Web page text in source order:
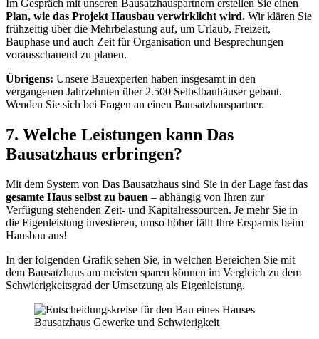
Im Gespräch mit unseren Bausatzhauspartnern erstellen Sie einen
Plan, wie das Projekt Hausbau verwirklicht wird. Wir klären Sie
frühzeitig über die Mehrbelastung auf, um Urlaub, Freizeit,
Bauphase und auch Zeit für Organisation und Besprechungen
vorausschauend zu planen.
Übrigens: Unsere Bauexperten haben insgesamt in den
vergangenen Jahrzehnten über 2.500 Selbstbauhäuser gebaut.
Wenden Sie sich bei Fragen an einen Bausatzhauspartner.
7. Welche Leistungen kann Das
Bausatzhaus erbringen?
Mit dem System von Das Bausatzhaus sind Sie in der Lage fast das
gesamte Haus selbst zu bauen – abhängig von Ihren zur
Verfügung stehenden Zeit- und Kapitalressourcen. Je mehr Sie in
die Eigenleistung investieren, umso höher fällt Ihre Ersparnis beim
Hausbau aus!
In der folgenden Grafik sehen Sie, in welchen Bereichen Sie mit
dem Bausatzhaus am meisten sparen können im Vergleich zu dem
Schwierigkeitsgrad der Umsetzung als Eigenleistung.
Bausatzhaus Gewerke und Schwierigkeit